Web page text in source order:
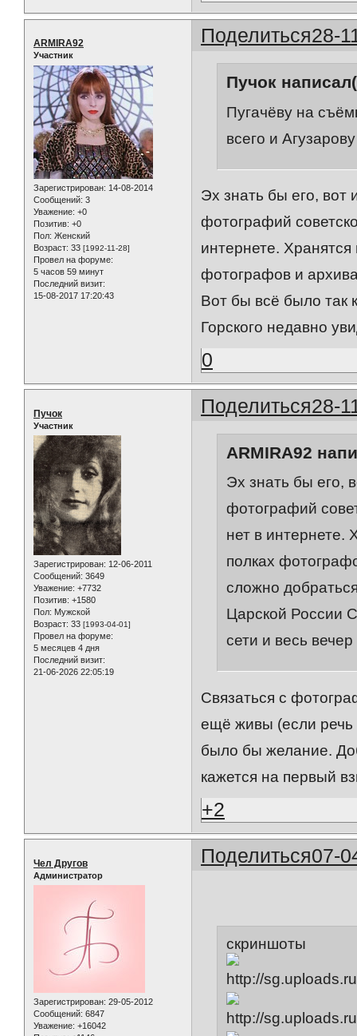
Поделиться28-
ARMIRA92
Участник
Зарегистрирован: 14-08-2014
Сообщений: 3
Уважение: +0
Позитив: +0
Пол: Женский
Возраст: 33 [1992-11-28]
Провел на форуме:
5 часов 59 минут
Последний визит:
15-08-2017 17:20:43
Пучок
Пугачёву на
всего и
Эх знать бы его, вот
фотографий
интернете. Хранятся
фотографов и
Вот бы всё было так
Горского недавно
0
Поделиться28-
Пучок
Участник
Зарегистрирован: 12-06-2011
Сообщений: 3649
Уважение: +7732
Позитив: +1580
Пол: Мужской
Возраст: 33 [1993-04-01]
Провел на форуме:
5 месяцев 4 дня
Последний визит:
21-06-2026 22:05:19
ARMIRA92
Эх знать бы его,
фотографий
нет в интернете.
полках
сложно
Царской России
сети и весь
Связаться с
ещё живы (если речь
было бы желание.
кажется на первый
+2
Поделиться07-
Чел Другов
Администратор
Зарегистрирован: 29-05-2012
Сообщений: 6847
Уважение: +16042
скриншоты